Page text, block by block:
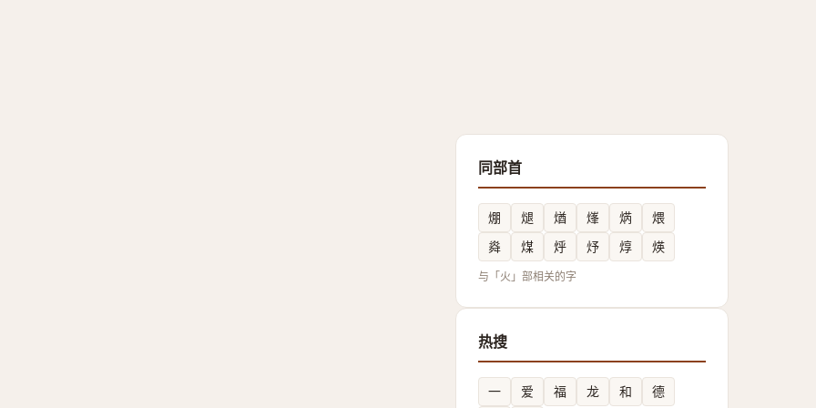
同部首
焩 煺 煪 㷨 焫
煨
㷠
煤 烀 㶦 焞 煐
与「火」部相关的字
热搜
一 爱 福 龙 和 德